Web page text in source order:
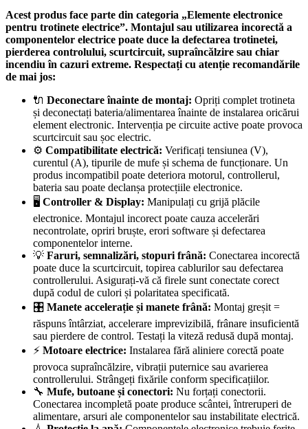
Acest produs face parte din categoria „Elemente electronice
pentru trotinete electrice”. Montajul sau utilizarea incorectă a
componentelor electrice poate duce la defectarea trotinetei,
pierderea controlului, scurtcircuit, supraîncălzire sau chiar
incendiu în cazuri extreme. Respectați cu atenție recomandările
de mai jos:
🔌 Deconectare înainte de montaj: Opriți complet trotineta
și deconectați bateria/alimentarea înainte de instalarea oricărui
element electronic. Intervenția pe circuite active poate provoca
scurtcircuit sau șoc electric.
⚙️ Compatibilitate electrică: Verificați tensiunea (V),
curentul (A), tipurile de mufe și schema de funcționare. Un
produs incompatibil poate deteriora motorul, controllerul,
bateria sau poate declanșa protecțiile electronice.
🖥️ Controller & Display: Manipulați cu grijă plăcile
electronice. Montajul incorect poate cauza accelerări
necontrolate, opriri bruște, erori software și defectarea
componentelor interne.
💡 Faruri, semnalizări, stopuri frână: Conectarea incorectă
poate duce la scurtcircuit, topirea cablurilor sau defectarea
controllerului. Asigurați-vă că firele sunt conectate corect
după codul de culori și polaritatea specificată.
🎛️ Manete accelerație și manete frână: Montaj greșit =
răspuns întârziat, accelerare imprevizibilă, frânare insuficientă
sau pierdere de control. Testați la viteză redusă după montaj.
⚡ Motoare electrice: Instalarea fără aliniere corectă poate
provoca supraîncălzire, vibrații puternice sau avarierea
controllerului. Strângeți fixările conform specificațiilor.
🔧 Mufe, butoane și conectori: Nu forțați conectorii.
Conectarea incompletă poate produce scântei, întreruperi de
alimentare, arsuri ale componentelor sau instabilitate electrică.